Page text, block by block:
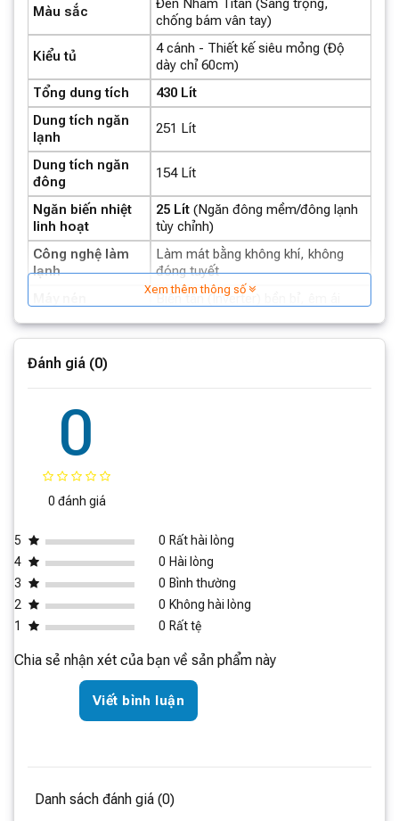
Màu sắc
Đen Nhám Titan (Sang trọng,
chống bám vân tay)
Kiểu tủ
4 cánh - Thiết kế siêu mỏng (Độ
dày chỉ 60cm)
Tổng dung tích
430 Lít
Dung tích ngăn
lạnh
251 Lít
Dung tích ngăn
đông
154 Lít
Ngăn biến nhiệt
linh hoạt
25 Lít (Ngăn đông mềm/đông lạnh
tùy chỉnh)
Công nghệ làm
lạnh
Làm mát bằng không khí, không
đóng tuyết
Biến tần (Inverter) bền bỉ, êm ái
Mức tiêu thụ điện 0,82 kWh / 24 giờ(Siêu tiết kiệm
điện)
Hiệu suất năng
Công suất đông
Độ ồn
(RxSxC)
Xem thêm thông số
Đánh giá (0)
0
0 đánh giá
5 0 Rất hài lòng
4
0 Hài lòng
3
0 Bình thường
2
0 Không hài lòng
1
0 Rất tệ
Chia sẻ nhận xét của bạn về sản phẩm này
Viết bình luận
Danh sách đánh giá (0)